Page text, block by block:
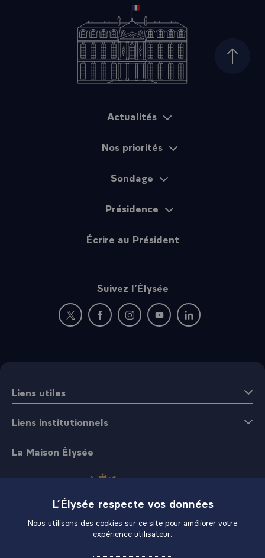
Haut
Actualités
Nos priorités
Sondage
Présidence
Écrire au Président
Suivez l’Élysée
Nouvelle fenêtre : rejoignez-nous sur Twitter
Nouvelle fenêtre : rejoignez-nous sur
Nouvelle fenêtre : rejoignez-nous
Nouvelle fenêtre :
Nouvelle fenêtre :
Liens utiles
Liens institutionnels
La Maison Élysée
L’Élysée respecte vos données
Nous utilisons des cookies sur ce site pour améliorer votre
expérience utilisateur.